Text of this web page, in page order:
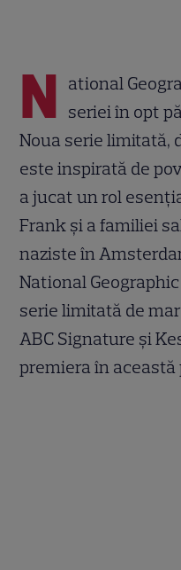
N ational
seriei în opt
Noua serie limitată,
este inspirată de
a jucat un rol
Frank și a familiei
naziste în
National
serie limitată de
ABC Signature și
premiera în această